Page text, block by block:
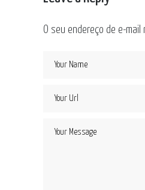
O seu endereço de e-mail